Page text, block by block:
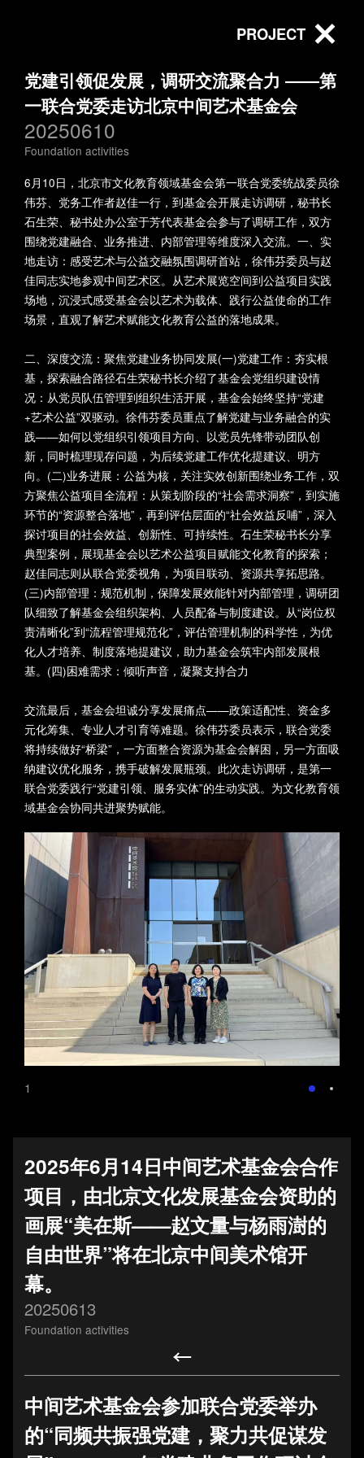
All 中间艺术奖学金项目
北京中间艺术基金会赵文量杨
Beijing Inside-Out Art
Museum
inside-out-art-foundation
北京中间艺术基金会
第四届第四次理事会
在中间美术馆会议室
召开
2025-12-29
Foundation activities
从治理到共富：艺术
公益的新时代使命
20251028
Foundation activities
2025年6月14日中间
艺术基金会合作项
目，由北京文化发展
基金会资助的画展“美
在斯——赵文量与杨
雨澍的自由世界”将在
北京中间美术馆开
幕。
20250613
Foundation activities
以捐赠促共享：“建学
书房”揭牌启用
2025-12-24
Foundation activities
“美在斯——赵文量与
杨雨澍的自由世界”画
展开幕
2025-06-17
Foundation activities
党建引领促发展，调
研交流聚合力 ――第
一联合党委走访北京
中间艺术基金会
20250610
Foundation activities
1/14
Beijing Inside-Out Art Foundation © 2026
PROJECT
党建引领促发展，调研交流聚合力 ――第
一联合党委走访北京中间艺术基金会
20250610
Foundation activities
6月10日，北京市文化教育领域基金会第一联合党委统战委员徐
伟芬、党务工作者赵佳一行，到基金会开展走访调研，秘书长
石生荣、秘书处办公室于芳代表基金会参与了调研工作，双方
围绕党建融合、业务推进、内部管理等维度深入交流。一、实
地走访：感受艺术与公益交融氛围调研首站，徐伟芬委员与赵
佳同志实地参观中间艺术区。从艺术展览空间到公益项目实践
场地，沉浸式感受基金会以艺术为载体、践行公益使命的工作
场景，直观了解艺术赋能文化教育公益的落地成果。
二、深度交流：聚焦党建业务协同发展(一)党建工作：夯实根
基，探索融合路径石生荣秘书长介绍了基金会党组织建设情
况：从党员队伍管理到组织生活开展，基金会始终坚持“党建
+艺术公益”双驱动。徐伟芬委员重点了解党建与业务融合的实
践——如何以党组织引领项目方向、以党员先锋带动团队创
新，同时梳理现存问题，为后续党建工作优化提建议、明方
向。(二)业务进展：公益为核，关注实效创新围绕业务工作，双
方聚焦公益项目全流程：从策划阶段的“社会需求洞察”，到实施
环节的“资源整合落地”，再到评估层面的“社会效益反哺”，深入
探讨项目的社会效益、创新性、可持续性。石生荣秘书长分享
典型案例，展现基金会以艺术公益项目赋能文化教育的探索；
赵佳同志则从联合党委视角，为项目联动、资源共享拓思路。
(三)内部管理：规范机制，保障发展效能针对内部管理，调研团
队细致了解基金会组织架构、人员配备与制度建设。从“岗位权
责清晰化”到“流程管理规范化”，评估管理机制的科学性，为优
化人才培养、制度落地提建议，助力基金会筑牢内部发展根
基。(四)困难需求：倾听声音，凝聚支持合力
交流最后，基金会坦诚分享发展痛点——政策适配性、资金多
元化筹集、专业人才引育等难题。徐伟芬委员表示，联合党委
将持续做好“桥梁”，一方面整合资源为基金会解困，另一方面吸
纳建议优化服务，携手破解发展瓶颈。此次走访调研，是第一
联合党委践行“党建引领、服务实体”的生动实践。为文化教育领
域基金会协同共进聚势赋能。
1
2025年6月14日中间艺术基金会合作
项目，由北京文化发展基金会资助的
画展“美在斯——赵文量与杨雨澍的
自由世界”将在北京中间美术馆开
幕。
20250613
Foundation activities
中间艺术基金会参加联合党委举办
的“同频共振强党建，聚力共促谋发